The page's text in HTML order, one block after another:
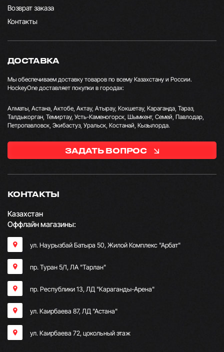
Возврат заказа
Контакты
КОНТАКТЫ
Казахстан
Оффлайн магазины:
ул. Наурызбай Батыра 50, Жилой Комплекс "Арбат"
пр. Туран 5/1, ЛА "Тарлан"
пр. Республики 13, ​ЛД "Караганды-Арена"
ул. Каирбаева 87, ЛД "Астана"
ул. Каирбаева 72, цокольный этаж
ДОСТАВКА
Мы обеспечиваем доставку товаров по всему Казахстану и России.
HockeyOne доставляет покупки в городах:
Алматы, Астана, Актобе, Актау, Атырау, Кокшетау, Караганда, Тараз,
Талдыкорган, Темиртау, Усть-Каменогорск, Шымкент, Семей, Павлодар,
Петропавловск, Экибастуз, Уральск, Костанай, Кызылорда.
ЗАДАТЬ ВОПРОС